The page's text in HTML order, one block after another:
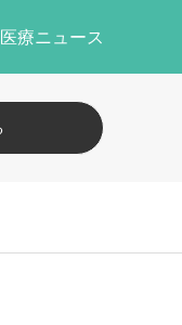
医療ニュース